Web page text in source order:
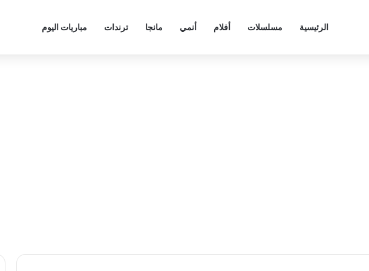
الرئيسية مسلسلات أفلام أنمي مانجا ترندات مباريات اليوم